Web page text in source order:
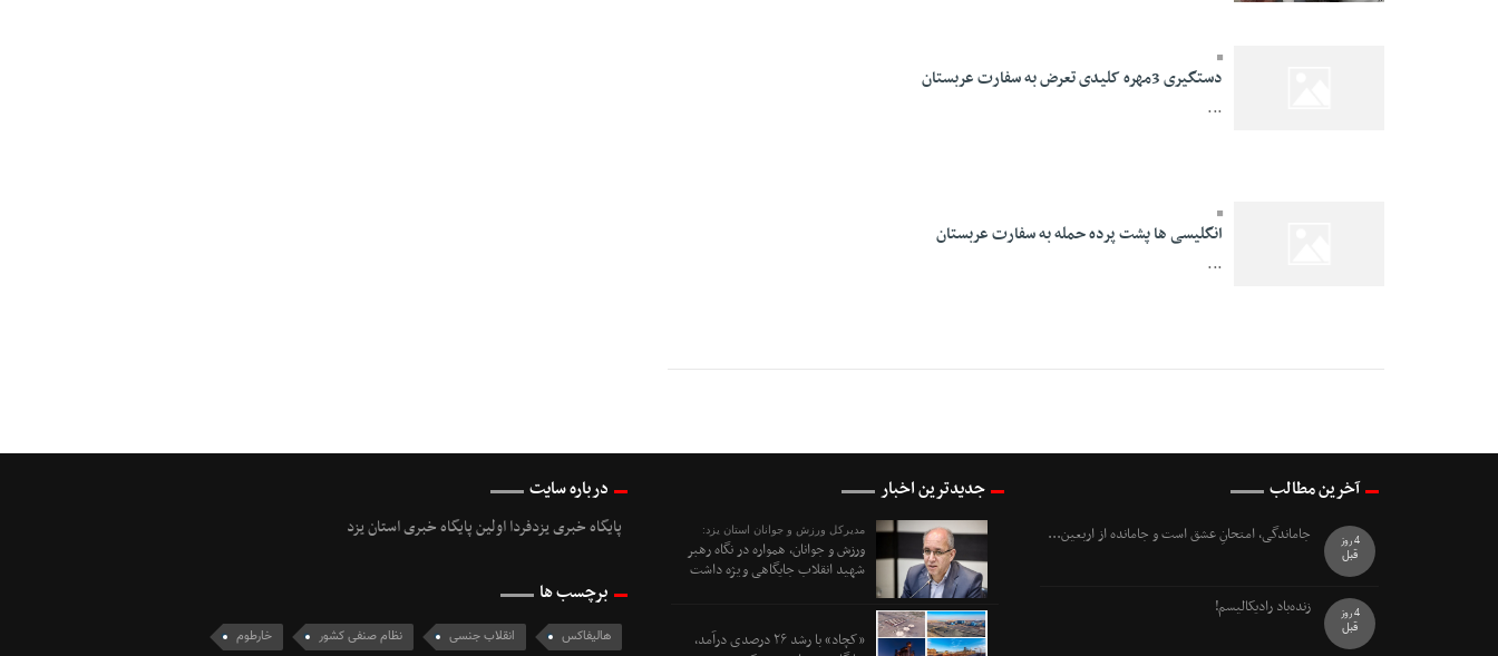
دستگیری 3مهره کلیدی تعرض به سفارت عربستان
...
انگلیسی ها پشت پرده حمله به سفارت عربستان
...
آخرین مطالب
جاماندگی، امتحانِ عشق است و جامانده از اربعین...
4 روز
قبل
زنده‌باد رادیکالیسم!
4 روز
قبل
جدیدترین اخبار
مدیرکل ورزش و جوانان استان یزد:
ورزش و جوانان، همواره در نگاه رهبر
شهید انقلاب جایگاهی ویژه داشت
«کچاد» با رشد ۲۶ درصدی درآمد،
درباره سایت
پایگاه خبری یزدفردا اولین پایگاه خبری استان یزد
برچسب ها
هالیفاکس انقلاب جنسی نظام صنفی کشور خارطوم